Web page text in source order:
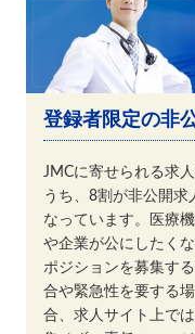
登録者限定の非
JMCに寄せられる求
うち、8割が非公開求
なっています。医療
や企業が公にしたく
ポジションを募集す
合や緊急性を要する場
合、求人サイト上で